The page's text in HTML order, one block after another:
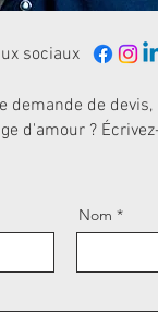
sociaux
demande de
d'amour ?
Nom